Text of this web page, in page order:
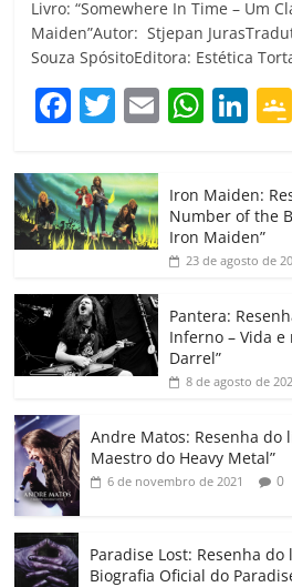
Livro: “Somewhere In Time – Um
Maiden”Autor: Stjepan
Souza SpósitoEditora: Estética
F
c
e
b
o
o
k
T
itt
er
E W
at
s
A
p
Li
e
dI
Iron Maiden:
Number of the
Iron Maiden”
23 de agosto de
Pantera:
Inferno – Vida
Darrel”
8 de agosto de
Andre Matos: Resenha do
Maestro do Heavy Metal”
6 de novembro de 2021 0
Paradise Lost: Resenha
Biografia Oficial do